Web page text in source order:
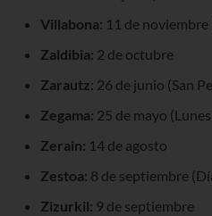
Villabona: 11 de
Zaldibia: 2 de octubre
Zarautz: 26 de junio (San
Zegama: 25 de mayo
Zerain: 14 de agosto
Zestoa: 8 de septiembre
Zizurkil: 9 de septiembre